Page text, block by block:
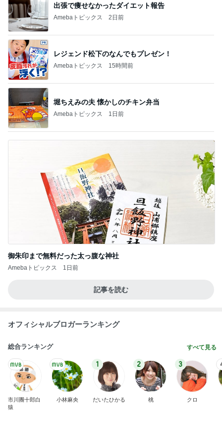
出張で痩せなかったダイエット報告
Amebaトピックス 2日前
レジェンド松下のなんでもプレゼン！
Amebaトピックス 15時間前
堀ちえみの夫 懐かしのチキン弁当
Amebaトピックス 1日前
御朱印まで無料だった太っ腹な神社
Amebaトピックス 1日前
記事を読む
オフィシャルブロガーランキング
総合ランキング すべて見る
市川團十郎白
猿
小林麻央
1
だいたひかる
2
桃
3
クロ